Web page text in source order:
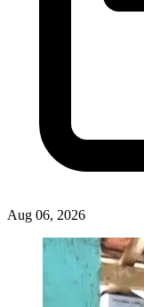
Aug 06, 2026